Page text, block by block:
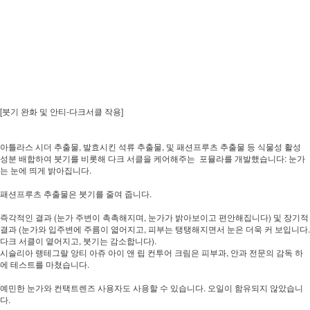
[붓기 완화 및 안티-다크서클 작용]
아틀라스 시더 추출물, 발효시킨 석류 추출물, 및 패션프루츠 추출물 등 식물성 활성
성분 배합하여 붓기를 비롯해 다크 서클을 케어해주는 포뮬라를 개발했습니다: 눈가
는 눈에 띄게 밝아집니다.
패션프루츠 추출물은 붓기를 줄여 줍니다.
즉각적인 결과 (눈가 주변이 촉촉해지며, 눈가가 밝아보이고 편안해집니다) 및 장기적
결과 (눈가와 입주변에 주름이 엷어지고, 피부는 탱탱해지면서 눈은 더욱 커 보입니다.
다크 서클이 옅어지고, 붓기는 감소합니다).
시슬리아 랭테그랄 앙티 아쥬 아이 앤 립 컨투어 크림은 피부과, 안과 전문의 감독 하
에 테스트를 마쳤습니다.
예민한 눈가와 컨택트렌즈 사용자도 사용할 수 있습니다. 오일이 함유되지 않았습니
다.